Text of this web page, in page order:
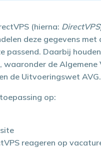
(hierna: DirectVPS
deze gegevens
passend. Daarbij
de Algemene
de Uitvoeringswet AVG.
op:
reageren op